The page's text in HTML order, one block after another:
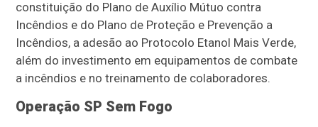
constituição do Plano de Auxílio Mútuo contra
Incêndios e do Plano de Proteção e Prevenção a
Incêndios, a adesão ao Protocolo Etanol Mais Verde,
além do investimento em equipamentos de combate
a incêndios e no treinamento de colaboradores.
Operação SP Sem Fogo